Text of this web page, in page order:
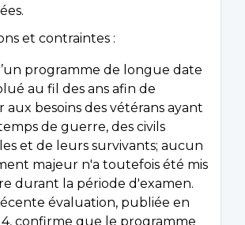
et contraintes :
d’un programme de longue date
au fil des ans afin de
aux besoins des vétérans ayant
de guerre, des civils
et de leurs survivants; aucun
majeur n'a toutefois été mis
durant la période d'examen.
évaluation, publiée en
confirme que le programme